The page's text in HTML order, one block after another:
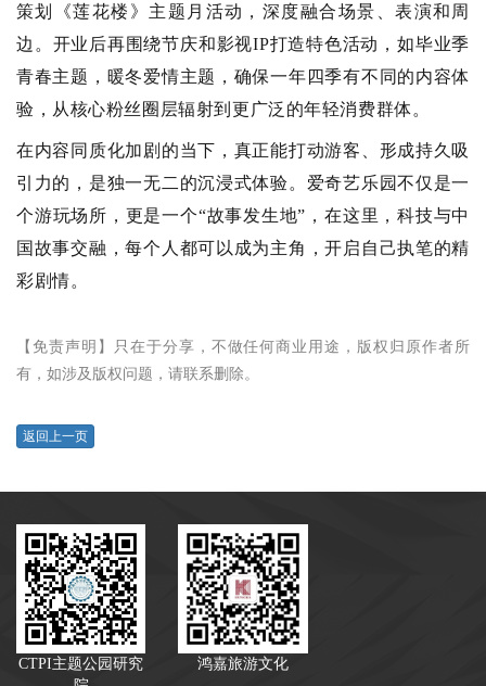
策划《莲花楼》主题月活动，深度融合场景、表演和周
边。开业后再围绕节庆和影视IP打造特色活动，如毕业季
青春主题，暖冬爱情主题，确保一年四季有不同的内容体
验，从核心粉丝圈层辐射到更广泛的年轻消费群体。
在内容同质化加剧的当下，真正能打动游客、形成持久吸
引力的，是独一无二的沉浸式体验。爱奇艺乐园不仅是一
个游玩场所，更是一个“故事发生地”，在这里，科技与中
国故事交融，每个人都可以成为主角，开启自己执笔的精
彩剧情。
【免责声明】只在于分享，不做任何商业用途，版权归原作者所
有，如涉及版权问题，请联系删除。
返回上一页
CTPI主题公园研究
鸿嘉旅游文化